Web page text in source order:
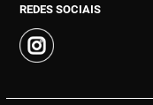
REDES SOCIAIS